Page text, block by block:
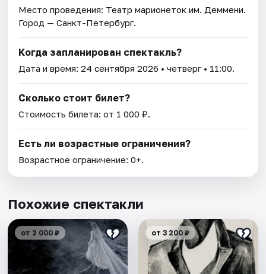
Место проведения: Театр марионеток им. Деммени.
Город — Санкт-Петербург.
Когда запланирован спектакль?
Дата и время:24 сентября 2026 • четверг • 11:00.
Сколько стоит билет?
Стоимость билета: от 1 000 ₽.
Есть ли возрастные ограничения?
Возрастное ограничение: 0+.
Похожие спектакли
от 2 000 ₽ от 3 200 ₽